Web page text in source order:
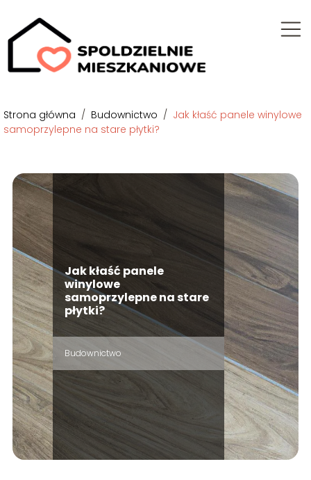
Strona główna / Budownictwo / Jak kłaść panele winylowe
samoprzylepne na stare płytki?
Jak kłaść panele
winylowe
samoprzylepne na stare
płytki?
Budownictwo